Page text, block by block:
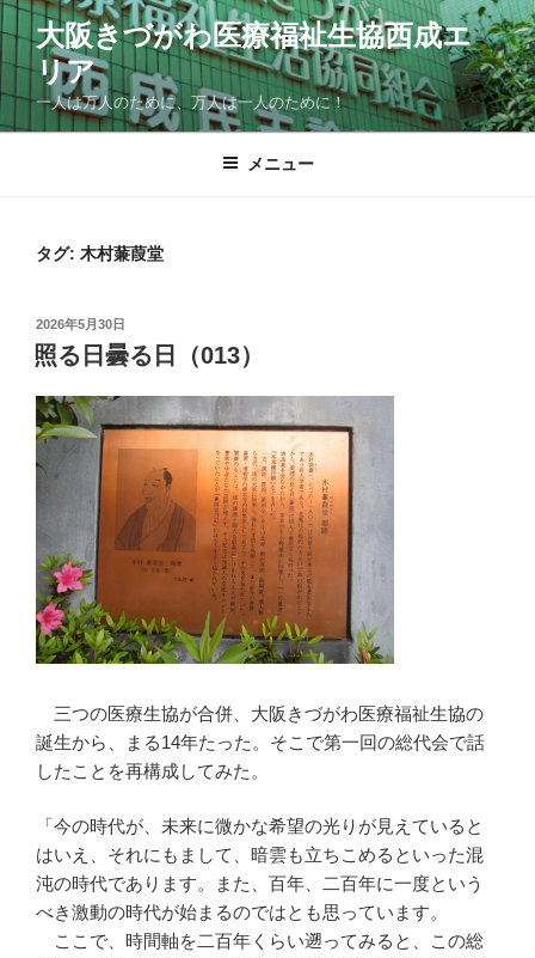
コ
ン
テ
ン
ツ
大阪きづがわ医療福祉生協西成エ
リア
一人は万人のために、万人は一人のために！
メニュー
タグ: 木村蒹葭堂
投
稿
日:
2026年5月30日
照る日曇る日（013）
三つの医療生協が合併、大阪きづがわ医療福祉生協の
誕生から、まる14年たった。そこで第一回の総代会で話
したことを再構成してみた。
「今の時代が、未来に微かな希望の光りが見えていると
はいえ、それにもまして、暗雲も立ちこめるといった混
沌の時代であります。また、百年、二百年に一度という
べき激動の時代が始まるのではとも思っています。
ここで、時間軸を二百年くらい遡ってみると、この総